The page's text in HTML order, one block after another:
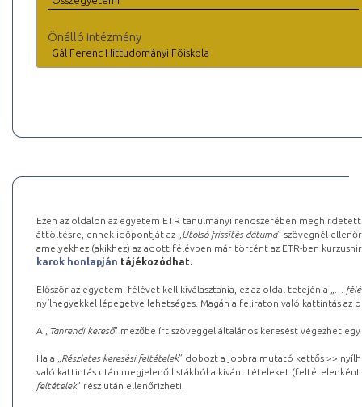
Önálló intézmény
Gál Ferenc Hittudományi Főiskola
Ezen az oldalon az egyetem ETR tanulmányi rendszerében
áttöltésre, ennek időpontját az „ Utolsó frissítés dátuma” szövegnél
amelyekhez (akikhez) az adott félévben már történt az ETR-ben
karok honlapján tájékozódhat.
Először az egyetemi félévet kell kiválasztania, ez az oldal tetején a „
…
nyílhegyekkel lépegetve lehetséges. Magán a feliraton való kattintás az
A „ Tanrendi kereső” mezőbe írt szöveggel általános keresést végezhet
Ha a „ Részletes keresési feltételek” dobozt a jobbra mutató kettős >>
való kattintás után megjelenő listákból a kívánt tételeket (feltételenként
feltételek” rész után ellenőrizheti.